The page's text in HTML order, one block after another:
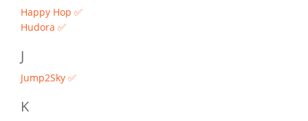
Happy Hop ✅
Hudora ✅
J
Jump2Sky ✅
K